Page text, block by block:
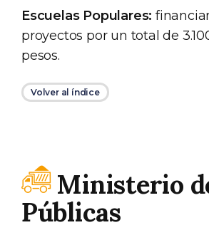
Escuelas Populares:
proyectos por un total de
pesos.
Volver al índice
Ministerio
Públicas